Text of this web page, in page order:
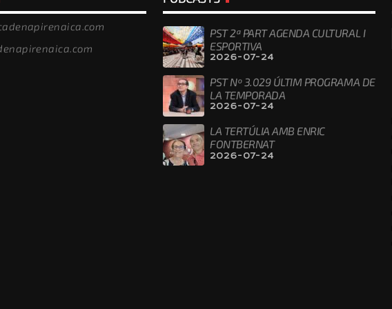
PST 2ª PART AGENDA CULTURAL I
ESPORTIVA
2026-07-24
PST Nº 3.029 ÚLTIM PROGRAMA DE
LA TEMPORADA
2026-07-24
LA TERTÚLIA AMB ENRIC
FONTBERNAT
2026-07-24